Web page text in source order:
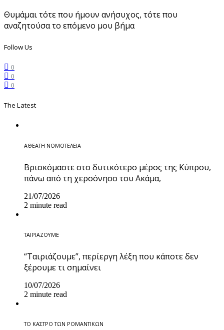
Θυμάμαι τότε που ήμουν ανήσυχος, τότε που
αναζητούσα το επόμενο μου βήμα
Follow Us
0
0
0
The Latest
ΑΘΕΑΤΗ ΝΟΜΟΤΕΛΕΙΑ
Βρισκόμαστε στο δυτικότερο μέρος της Κύπρου,
πάνω από τη χερσόνησο του Ακάμα,
21/07/2026
2 minute read
ΤΑΙΡΙΑΖΟΥΜΕ
“Ταιριάζουμε”, περίεργη λέξη που κάποτε δεν
ξέρουμε τι σημαίνει
10/07/2026
2 minute read
ΤΟ ΚΑΣΤΡΟ ΤΩΝ ΡΟΜΑΝΤΙΚΩΝ